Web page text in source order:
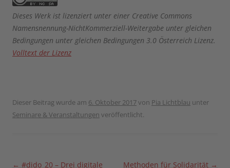
Dieses Werk ist lizenziert unter einer Creative Commons
Namensnennung-NichtKommerziell-Weitergabe unter gleichen
Bedingungen unter gleichen Bedingungen 3.0 Österreich Lizenz.
Volltext der Lizenz
Dieser Beitrag wurde am 6. Oktober 2017von Pia Lichtblau unter
Seminare & Veranstaltungen veröffentlicht.
Beitragsnavigation
← #dido_20 – Drei digitale
Methoden für Solidarität →